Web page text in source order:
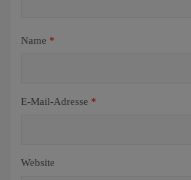
Name *
E-Mail-Adresse *
Website